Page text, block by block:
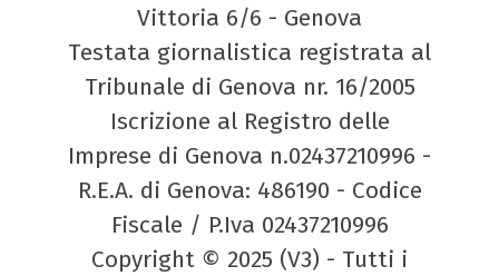
Vittoria 6/6 - Genova
Testata giornalistica registrata al
Tribunale di Genova nr. 16/2005
Iscrizione al Registro delle
Imprese di Genova n.02437210996 -
R.E.A. di Genova: 486190 - Codice
Fiscale / P.Iva 02437210996
Copyright © 2025 (V3) - Tutti i